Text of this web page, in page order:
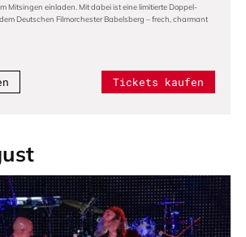
Mitsingen einladen. Mit dabei ist eine limitierte Doppel-
Deutschen Filmorchester Babelsberg – frech, charmant
Tickets kaufen